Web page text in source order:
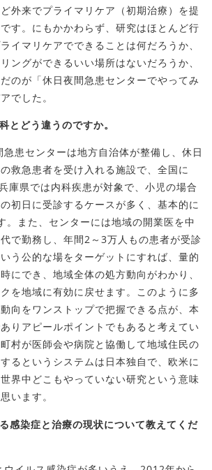
外来でプライマリケア（初期治療）を提
す。にもかかわらず、研究はほとんど行
イマリケアでできることは何だろうか、
ングができるいい場所はないだろうか、
のが「休日夜間急患センターでやってみ
でした。
とどう違うのですか。
患センターは地方自治体が整備し、休日
救急患者を受け入れる施設で、全国に
庫県では内科疾患が対象で、小児の場合
初日に受診するケースが多く、基本的に
。また、センターには地域の開業医を中
で勤務し、年間2～3万人もの患者が受診
う公的な場をターゲットにすれば、量的
にでき、地域全体の処方動向がわかり、
を地域に有効に戻せます。このように多
向をワンストップで把握できる点が、本
りアピールポイントでもあると考えてい
村が医師会や病院と協働して地域住民の
るというシステムは日本独自で、欧米に
界中どこもやっていない研究という意味
います。
感染症と治療の現状について教えてくだ